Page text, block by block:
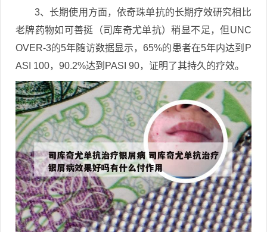
3、长期使用方面，依奇珠单抗的长期疗效研究相比
老牌药物如可善挺（司库奇尤单抗）稍显不足，但UNC
OVER-3的5年随访数据显示，65%的患者在5年内达到P
ASI 100，90.2%达到PASI 90，证明了其持久的疗效。